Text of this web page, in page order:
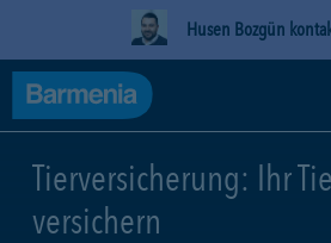
Husen Bozgün
Tierversicherung: Ihr
versichern